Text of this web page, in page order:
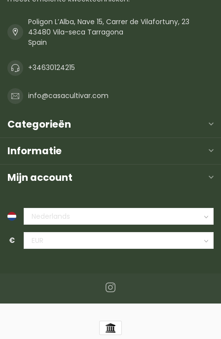
Poligon L’Alba, Nave 15, Carrer de Vilafortuny, 23
43480 Vila-seca Tarragona
Spain
+34630124215
info@casacultivar.com
Categorieën
Informatie
Mijn account
€